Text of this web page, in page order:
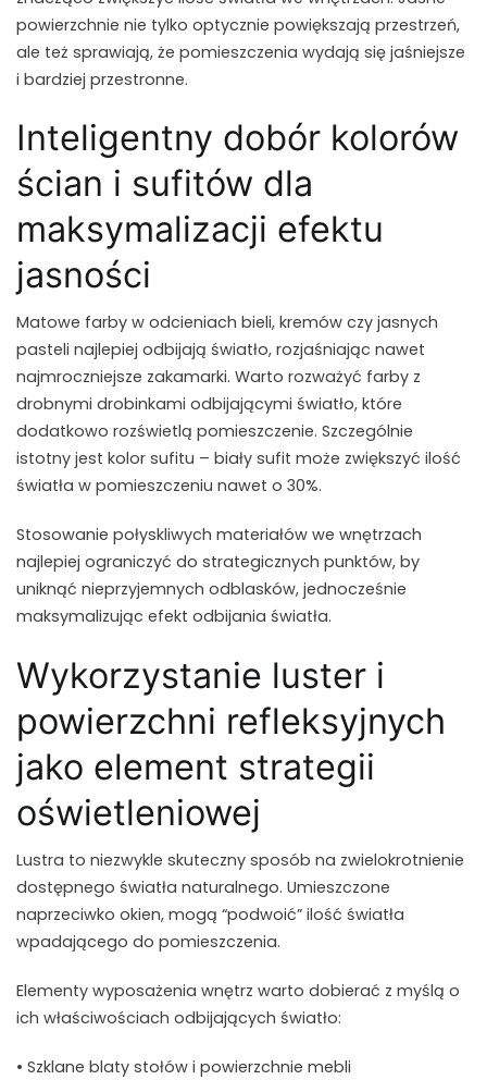
powierzchnie nie tylko optycznie powiększają przestrzeń,
ale też sprawiają, że pomieszczenia wydają się jaśniejsze
i bardziej przestronne.
Inteligentny dobór kolorów
ścian i sufitów dla
maksymalizacji efektu
jasności
Matowe farby w odcieniach bieli, kremów czy jasnych
pasteli najlepiej odbijają światło, rozjaśniając nawet
najmroczniejsze zakamarki. Warto rozważyć farby z
drobnymi drobinkami odbijającymi światło, które
dodatkowo rozświetlą pomieszczenie. Szczególnie
istotny jest kolor sufitu – biały sufit może zwiększyć ilość
światła w pomieszczeniu nawet o 30%.
Stosowanie połyskliwych materiałów we wnętrzach
najlepiej ograniczyć do strategicznych punktów, by
uniknąć nieprzyjemnych odblasków, jednocześnie
maksymalizując efekt odbijania światła.
Wykorzystanie luster i
powierzchni refleksyjnych
jako element strategii
oświetleniowej
Lustra to niezwykle skuteczny sposób na zwielokrotnienie
dostępnego światła naturalnego. Umieszczone
naprzeciwko okien, mogą “podwoić” ilość światła
wpadającego do pomieszczenia.
Elementy wyposażenia wnętrz warto dobierać z myślą o
ich właściwościach odbijających światło:
• Szklane blaty stołów i powierzchnie mebli